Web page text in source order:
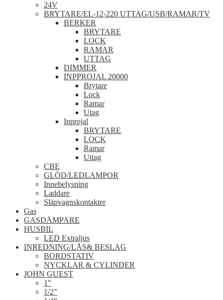
24V
BRYTARE/EL-12-220 UTTAG/USB/RAMAR/TV
BERKER
BRYTARE
LOCK
RAMAR
UTTAG
DIMMER
INPPROJAL 20000
Brytare
Lock
Ramar
Utag
Inprojal
BRYTARE
LOCK
Ramar
Uttag
CBE
GLÖD/LEDLAMPOR
Innebelysning
Laddare
Släpvagnskontakter
Gas
GASDÄMPARE
HUSBIL
LED Extraljus
INREDNING/LÅS& BESLAG
BORDSTATIV
NYCKLAR & CYLINDER
JOHN GUEST
1"
1/2"